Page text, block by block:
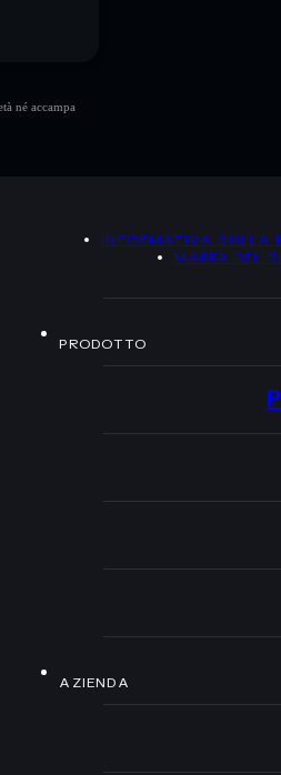
né accampa
INFORMATIVA SULLA
MAPPA DEL
PRODOTTO
AZIENDA